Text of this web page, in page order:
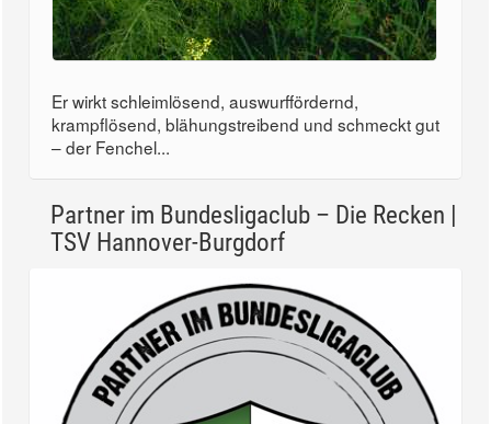
Er wirkt schleimlösend, auswurffördernd,
krampflösend, blähungstreibend und schmeckt gut
– der Fenchel...
Partner im Bundesligaclub – Die Recken |
TSV Hannover-Burgdorf